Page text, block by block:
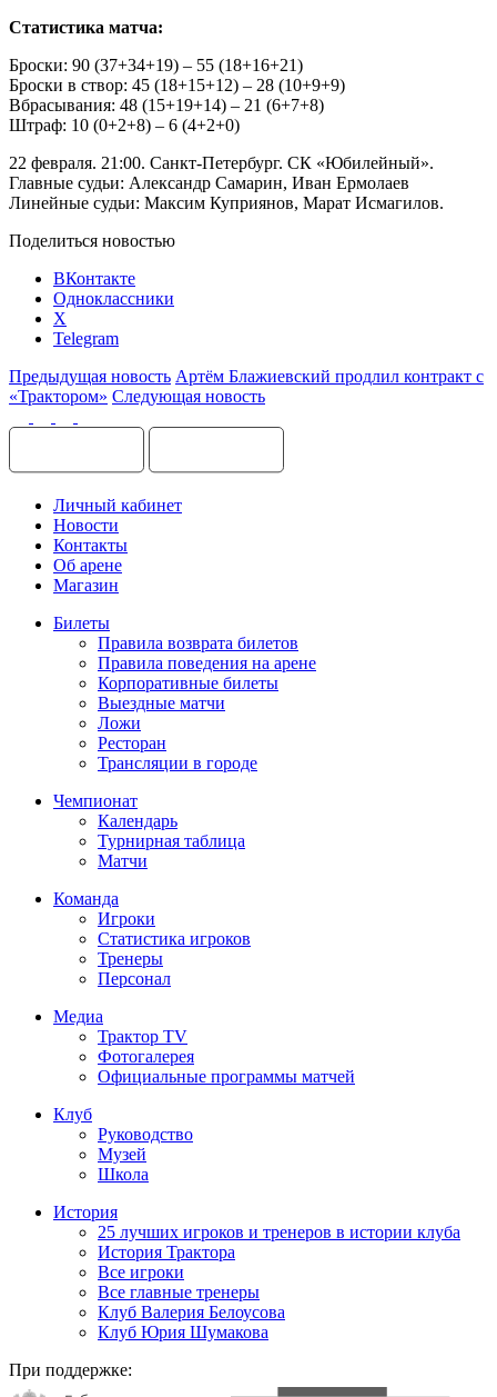
Статистика матча:
Броски: 90 (37+34+19) – 55 (18+16+21)
Броски в створ: 45 (18+15+12) – 28 (10+9+9)
Вбрасывания: 48 (15+19+14) – 21 (6+7+8)
Штраф: 10 (0+2+8) – 6 (4+2+0)
22 февраля. 21:00. Санкт-Петербург. СК «Юбилейный».
Главные судьи: Александр Самарин, Иван Ермолаев
Линейные судьи: Максим Куприянов, Марат Исмагилов.
Поделиться новостью
ВКонтакте
Одноклассники
X
Telegram
Предыдущая новость Артём Блажиевский продлил контракт с
«Трактором» Следующая новость
Личный кабинет
Новости
Контакты
Об арене
Магазин
Билеты
Правила возврата билетов
Правила поведения на арене
Корпоративные билеты
Выездные матчи
Ложи
Ресторан
Трансляции в городе
Чемпионат
Календарь
Турнирная таблица
Матчи
Команда
Игроки
Статистика игроков
Тренеры
Персонал
Медиа
Трактор TV
Фотогалерея
Официальные программы матчей
Клуб
Руководство
Музей
Школа
История
25 лучших игроков и тренеров в истории клуба
История Трактора
Все игроки
Все главные тренеры
Клуб Валерия Белоусова
Клуб Юрия Шумакова
При поддержке: